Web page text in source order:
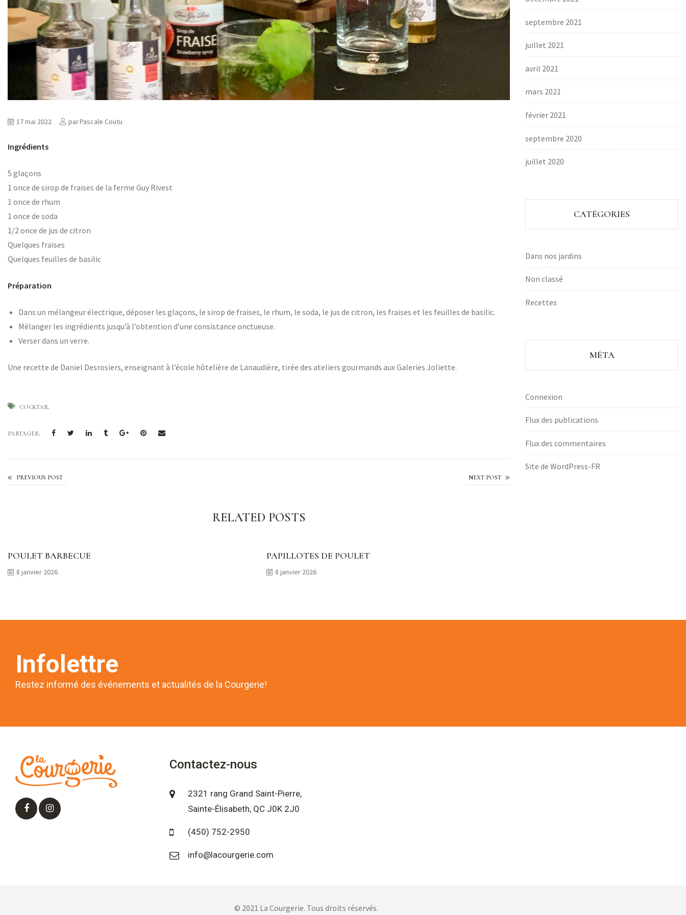
17 mai 2022 parPascale Coutu
Ingrédients
5 glaçons
1 once de sirop de fraises de la ferme Guy Rivest
1 once de rhum
1 once de soda
1/2 once de jus de citron
Quelques fraises
Quelques feuilles de basilic
Préparation
Dans un mélangeur électrique, déposer les glaçons, le sirop de fraises, le rhum, le soda, le jus de citron, les fraises et les feuilles de basilic.
Mélanger les ingrédients jusqu’à l’obtention d’une consistance onctueuse.
Verser dans un verre.
Une recette de Daniel Desrosiers, enseignant à l’école hôtelière de Lanaudière, tirée des ateliers gourmands aux Galeries Joliette.
COCKTAIL
PARTAGER:
PREVIOUS POST NEXT POST
Crêpes aux saveurs forestières
RELATED POSTS
POULET BARBECUE
8 janvier 2026
PAPILLOTES DE POULET
8 janvier 2026
septembre 2021
juillet 2021
avril 2021
mars 2021
février 2021
septembre 2020
juillet 2020
CATÉGORIES
Dans nos jardins
Non classé
Recettes
MÉTA
Connexion
Flux des publications
Flux des commentaires
Site de WordPress-FR
Infolettre
Restez informé des événements et actualités de la Courgerie!
Contactez-nous
2321 rang Grand Saint-Pierre,
Sainte-Élisabeth, QC J0K 2J0
(450) 752-2950
info@lacourgerie.com
© 2021 La Courgerie. Tous droits réservés.